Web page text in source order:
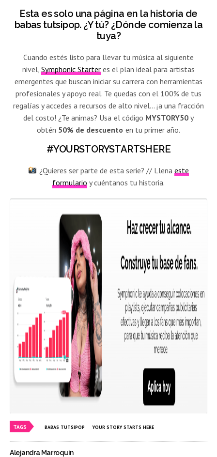
Esta es solo una página en la historia de
babas tutsipop. ¿Y tú? ¿Dónde comienza la
tuya?
Cuando estés listo para llevar tu música al siguiente
nivel, Symphonic Starteres el plan ideal para artistas
emergentes que buscan iniciar su carrera con herramientas
profesionales y apoyo real. Te quedas con el 100% de tus
regalías y accedes a recursos de alto nivel… ¡a una fracción
del costo! ¿Te animas? Usa el código MYSTORY50y
obtén 50% de descuento en tu primer año.
#YOURSTORYSTARTSHERE
¿Quieres ser parte de esta serie? // Llena este
formulario y cuéntanos tu historia.
TAGS BABAS TUTSIPOP YOUR STORY STARTS HERE
Alejandra Marroquin